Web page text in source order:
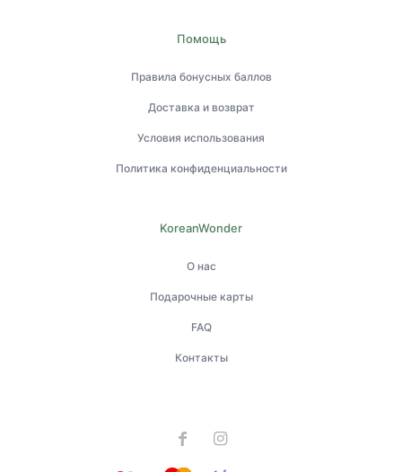
Помощь
Правила бонусных баллов
Доставка и возврат
Условия использования
Политика конфиденциальности
KoreanWonder
О нас
Подарочные карты
FAQ
Контакты